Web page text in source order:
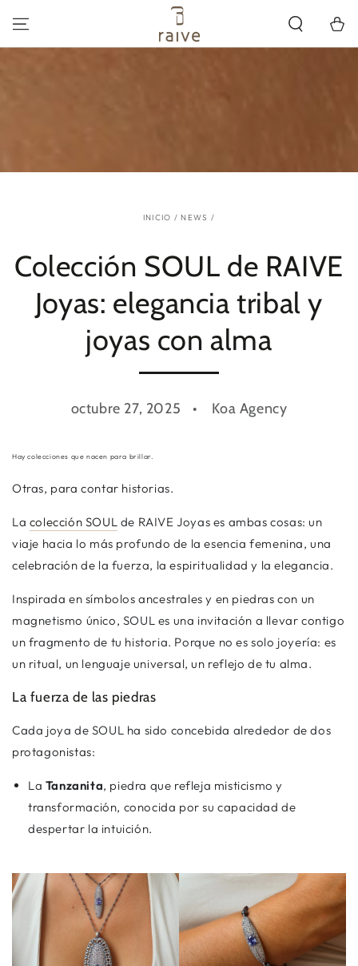
CONTENIDO
Carrito
INICIO / NEWS /
Colección SOUL de RAIVE
Joyas: elegancia tribal y
joyas con alma
octubre 27, 2025 Koa Agency
Hay colecciones que nacen para brillar.
Otras, para contar historias.
La colección SOUL de RAIVE Joyas es ambas cosas: un
viaje hacia lo más profundo de la esencia femenina, una
celebración de la fuerza, la espiritualidad y la elegancia.
Inspirada en símbolos ancestrales y en piedras con un
magnetismo único, SOUL es una invitación a llevar contigo
un fragmento de tu historia. Porque no es solo joyería: es
un ritual, un lenguaje universal, un reflejo de tu alma.
La fuerza de las piedras
Cada joya de SOUL ha sido concebida alrededor de dos
protagonistas:
La Tanzanita, piedra que refleja misticismo y
transformación, conocida por su capacidad de
despertar la intuición.